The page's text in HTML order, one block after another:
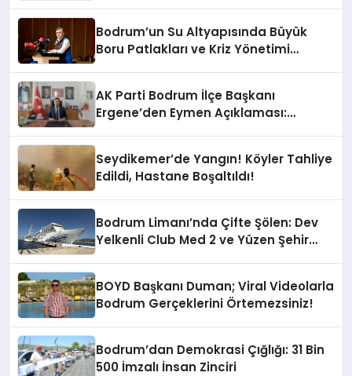
Bodrum’un Su Altyapısında Büyük
Boru Patlakları ve Kriz Yönetimi
AK Parti Bodrum İlçe Başkanı
Ergene’den Eymen Açıklaması:
Seydikemer’de Yangın! Köyler Tahliye
Edildi, Hastane Boşaltıldı!
Bodrum Limanı’nda Çifte Şölen: Dev
Yelkenli Club Med 2 ve Yüzen Şehir
BOYD Başkanı Duman; Viral Videolarla
Bodrum Gerçeklerini Örtemezsiniz!
Bodrum’dan Demokrasi Çığlığı: 31 Bin
500 İmzalı İnsan Zinciri